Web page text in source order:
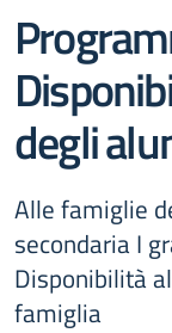
degli
Alle famiglie
secondaria I
Disponibilità
famiglia